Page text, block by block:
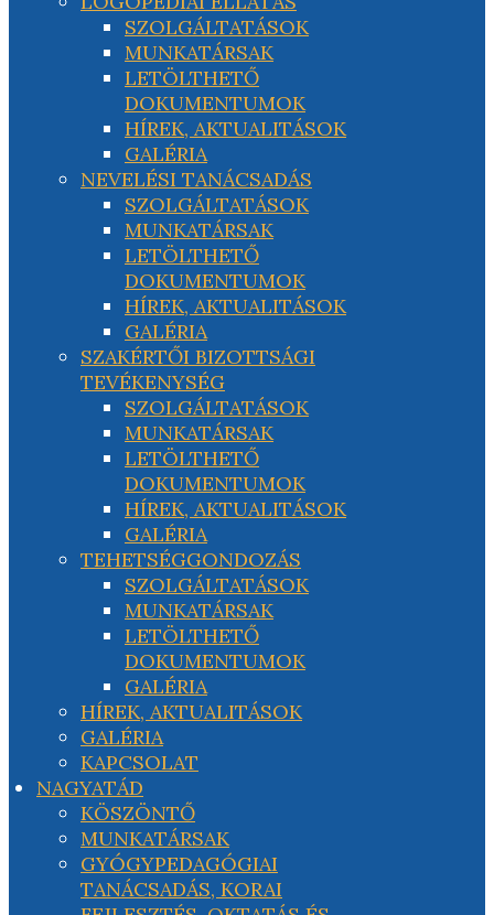
SZOLGÁLTATÁSOK
MUNKATÁRSAK
LETÖLTHETŐ
DOKUMENTUMOK
HÍREK, AKTUALITÁSOK
GALÉRIA
NEVELÉSI TANÁCSADÁS
SZOLGÁLTATÁSOK
MUNKATÁRSAK
LETÖLTHETŐ
DOKUMENTUMOK
HÍREK, AKTUALITÁSOK
GALÉRIA
SZAKÉRTŐI BIZOTTSÁGI
TEVÉKENYSÉG
SZOLGÁLTATÁSOK
MUNKATÁRSAK
LETÖLTHETŐ
DOKUMENTUMOK
HÍREK, AKTUALITÁSOK
GALÉRIA
TEHETSÉGGONDOZÁS
SZOLGÁLTATÁSOK
MUNKATÁRSAK
LETÖLTHETŐ
DOKUMENTUMOK
GALÉRIA
HÍREK, AKTUALITÁSOK
GALÉRIA
KAPCSOLAT
NAGYATÁD
KÖSZÖNTŐ
MUNKATÁRSAK
GYÓGYPEDAGÓGIAI
TANÁCSADÁS, KORAI